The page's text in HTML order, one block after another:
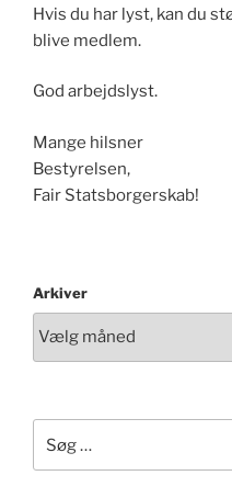
Hvis du har lyst, kan du
blive medlem.
God arbejdslyst.
Mange hilsner
Bestyrelsen,
Fair Statsborgerskab!
Arkiver
efter: